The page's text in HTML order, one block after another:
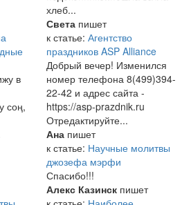
хлеб...
в
соң,
Света пишет
к статье: Агентство
праздников ASP Alliance
Добрый вечер! Изменился
номер телефона 8(499)394-
22-42 и адрес сайта -
https://asp-prazdnik.ru
Отредактируйте...
Ана пишет
к статье: Научные молитвы
джозефа мэрфи
Спасибо!!!
Алекс Казинск пишет